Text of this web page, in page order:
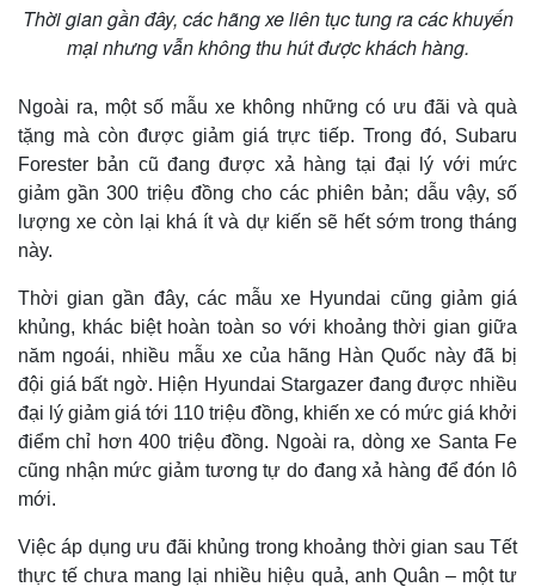
Thời gian gần đây, các hãng xe liên tục tung ra các khuyến
mại nhưng vẫn không thu hút được khách hàng.
Ngoài ra, một số mẫu xe không những có ưu đãi và quà
tặng mà còn được giảm giá trực tiếp. Trong đó, Subaru
Forester bản cũ đang được xả hàng tại đại lý với mức
giảm gần 300 triệu đồng cho các phiên bản; dẫu vậy, số
lượng xe còn lại khá ít và dự kiến sẽ hết sớm trong tháng
này.
Thời gian gần đây, các mẫu xe Hyundai cũng giảm giá
khủng, khác biệt hoàn toàn so với khoảng thời gian giữa
năm ngoái, nhiều mẫu xe của hãng Hàn Quốc này đã bị
đội giá bất ngờ. Hiện Hyundai Stargazer đang được nhiều
đại lý giảm giá tới 110 triệu đồng, khiến xe có mức giá khởi
điểm chỉ hơn 400 triệu đồng. Ngoài ra, dòng xe Santa Fe
cũng nhận mức giảm tương tự do đang xả hàng để đón lô
mới.
Việc áp dụng ưu đãi khủng trong khoảng thời gian sau Tết
thực tế chưa mang lại nhiều hiệu quả, anh Quân – một tư